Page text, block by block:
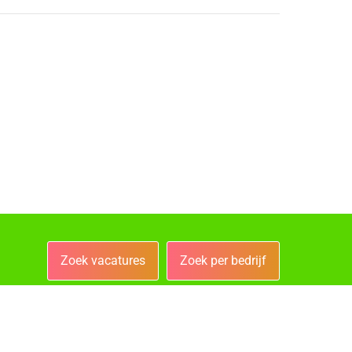
Zoek vacatures Zoek per bedrijf